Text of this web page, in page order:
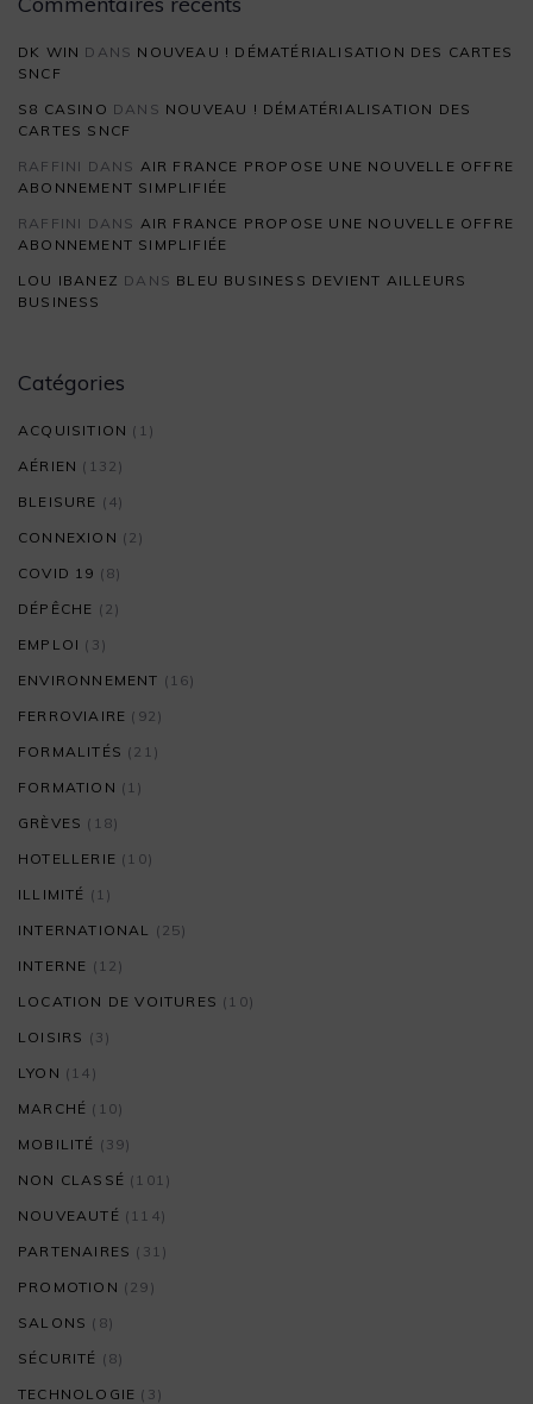
DK WIN DANS NOUVEAU ! DÉMATÉRIALISATION DES CARTES
SNCF
S8 CASINO DANS NOUVEAU ! DÉMATÉRIALISATION DES
CARTES SNCF
RAFFINI DANS AIR FRANCE PROPOSE UNE NOUVELLE OFFRE
ABONNEMENT SIMPLIFIÉE
RAFFINI DANS AIR FRANCE PROPOSE UNE NOUVELLE OFFRE
ABONNEMENT SIMPLIFIÉE
LOU IBANEZ DANS BLEU BUSINESS DEVIENT AILLEURS
BUSINESS
Catégories
ACQUISITION (1)
AÉRIEN (132)
BLEISURE (4)
CONNEXION (2)
COVID 19 (8)
DÉPÊCHE (2)
EMPLOI (3)
ENVIRONNEMENT (16)
FERROVIAIRE (92)
FORMALITÉS (21)
FORMATION (1)
GRÈVES (18)
HOTELLERIE (10)
ILLIMITÉ (1)
INTERNATIONAL (25)
INTERNE (12)
LOCATION DE VOITURES (10)
LOISIRS (3)
LYON (14)
MARCHÉ (10)
MOBILITÉ (39)
NON CLASSÉ (101)
NOUVEAUTÉ (114)
PARTENAIRES (31)
PROMOTION (29)
SALONS (8)
SÉCURITÉ (8)
TECHNOLOGIE (3)